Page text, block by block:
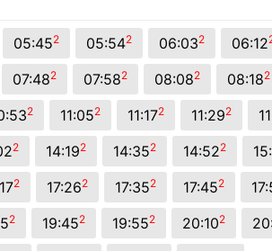
05:452 05:542 06:032 06:12
07:482 07:582 08:082 08:182
2 11:052 11:172 11:292
2 14:192 14:352 14:522
2 17:262 17:352 17:452
2 19:452 19:552 20:102